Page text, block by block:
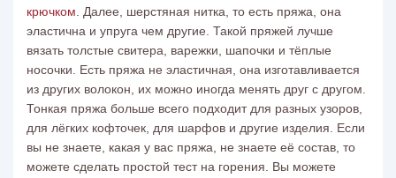
крючком . Далее, шерстяная нитка, то есть пряжа, она
эластична и упруга чем другие. Такой пряжей лучше
вязать толстые свитера, варежки, шапочки и тёплые
носочки. Есть пряжа не эластичная, она изготавливается
из других волокон, их можно иногда менять друг с другом.
Тонкая пряжа больше всего подходит для разных узоров,
для лёгких кофточек, для шарфов и другие изделия. Если
вы не знаете, какая у вас пряжа, не знаете её состав, то
можете сделать простой тест на горения. Вы можете